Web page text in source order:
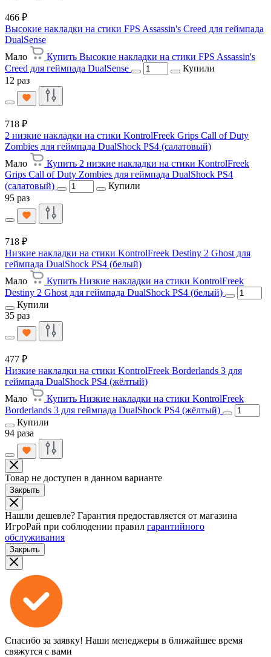
466 ₽
Высокие накладки на стики FPS Assassin's Creed для геймпада
DualSense
Мало
Купить Высокие накладки на стики FPS Assassin's
Creed для геймпада DualSense
Купили
12 раз
718 ₽
2 низкие накладки на стики KontrolFreek Grips Call of Duty
Zombies для геймпада DualShock PS4 (салатовый)
Мало
Купить 2 низкие накладки на стики KontrolFreek
Grips Call of Duty Zombies для геймпада DualShock PS4
(салатовый)
Купили
95 раз
718 ₽
Низкие накладки на стики KontrolFreek Destiny 2 Ghost для
геймпада DualShock PS4 (белый)
Мало
Купить Низкие накладки на стики KontrolFreek
Destiny 2 Ghost для геймпада DualShock PS4 (белый)
Купили
35 раз
477 ₽
Низкие накладки на стики KontrolFreek Borderlands 3 для
геймпада DualShock PS4 (жёлтый)
Мало
Купить Низкие накладки на стики KontrolFreek
Borderlands 3 для геймпада DualShock PS4 (жёлтый)
Купили
94 раза
Товар не доступен в данном варианте
Закрыть
Нашли дешевле? Гарантия предоставляется от магазина
ИгроРай при соблюдении правил гарантийного
обслуживания
Закрыть
Спасибо за заявку! Наши менеджеры в ближайшее время
свяжутся с вами